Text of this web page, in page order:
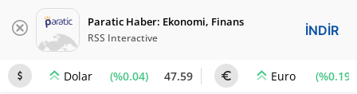
Paratic Haber: Ekonomi, Finans
RSS Interactive İNDİR
Dolar (%0.04) 47.59 Euro (%0.19)